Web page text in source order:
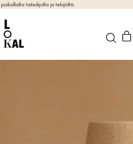
taiteilijoilta ja tekijöiltä.